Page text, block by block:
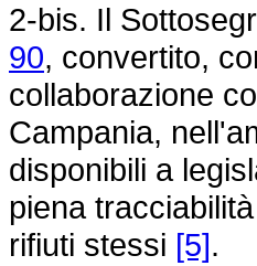
2-bis. Il
90, convertito,
collaborazione
Campania,
disponibili a
piena
rifiuti stessi [5].